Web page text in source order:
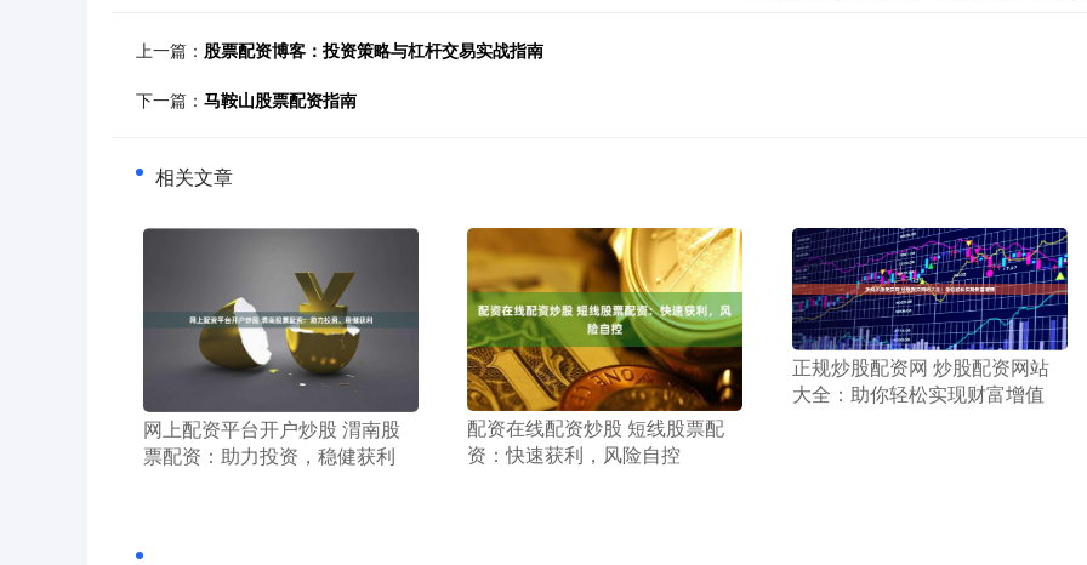
上一篇： 股票配资博客：投资策略与杠杆交易实战指南
下一篇： 马鞍山股票配资指南
相关文章
​网上配资平台开户炒股 渭南股
票配资：助力投资，稳健获利
​配资在线配资炒股 短线股票配
资：快速获利，风险自控
​正规炒股配资网 炒股配资网站
大全：助你轻松实现财富增值